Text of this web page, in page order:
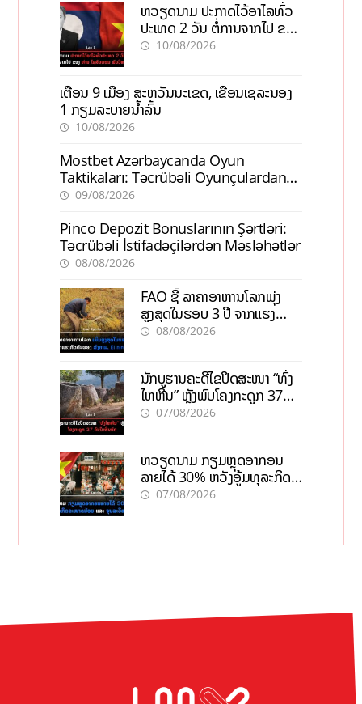
ຫວຽດນາມ ປະກາດໄວ້ອາໄລທົ່ວ
ປະເທດ 2 ວັນ ຕໍ່ການຈາກໄປ ຂອງ
ທ່ານ ໄຊສົມພອນ ພົມວິຫານ
10/08/2026
ເຕືອນ 9 ເມືອງ ສະຫວັນນະເຂດ, ເຂື່ອນເຊລະນອງ
1 ກຽມລະບາຍນ້ຳລົ້ນ
10/08/2026
Mostbet Azərbaycanda Oyun
Taktikaları: Təcrübəli Oyunçulardan
İpuçları
09/08/2026
Pinco Depozit Bonuslarının Şərtləri:
Təcrübəli İstifadəçilərdən Məsləhətlər
08/08/2026
FAO ຊີ້ ລາຄາອາຫານໂລກພຸ່ງ
ສູງສຸດໃນຮອບ 3 ປີ ຈາກແຮງ
ກົດດັນຂອງສົງຄາມ, El nino
08/08/2026
ນັກບູຮານຄະດີໄຂປິດສະໜາ “ທົ່ງ
ໄຫຫີນ” ຫຼັງພົບໂຄງກະດູກ 37
ຄົນໃນຫີນຍັກ
07/08/2026
ຫວຽດນາມ ກຽມຫຼຸດອາກອນ
ລາຍໄດ້ 30% ຫວັງອູ້ມທຸລະກິດ
ຂະໜາດນ້ອຍ ແລະ ຈຸນລະ
07/08/2026